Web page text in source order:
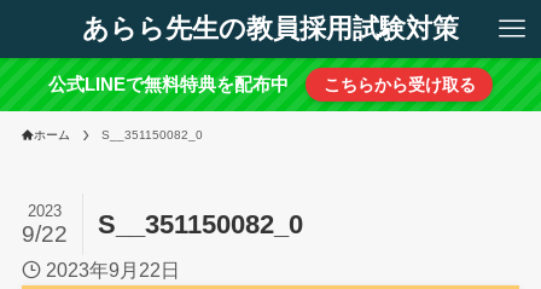
あらら先生の教員採用試験対策
公式LINEで無料特典を配布中 こちらから受け取る
ホーム S__351150082_0
S__351150082_0
2023
9/22
2023年9月22日